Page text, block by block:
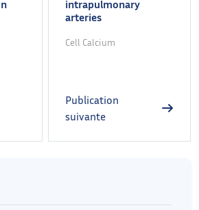
intrapulmonary
arteries
Cell Calcium
Publication
suivante